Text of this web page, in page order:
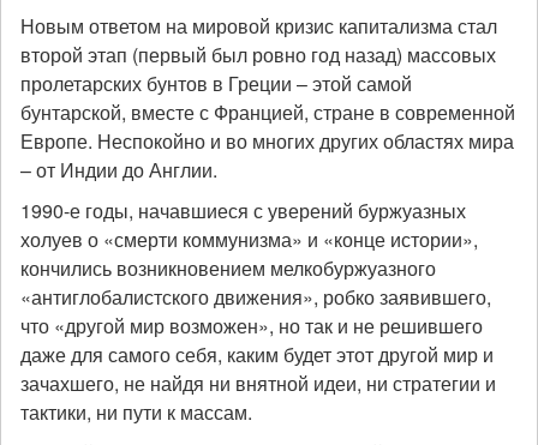
Новым ответом на мировой кризис капитализма стал
второй этап (первый был ровно год назад) массовых
пролетарских бунтов в Греции – этой самой
бунтарской, вместе с Францией, стране в современной
Европе. Неспокойно и во многих других областях мира
– от Индии до Англии.
1990-е годы, начавшиеся с уверений буржуазных
холуев о «смерти коммунизма» и «конце истории»,
кончились возникновением мелкобуржуазного
«антиглобалистского движения», робко заявившего,
что «другой мир возможен», но так и не решившего
даже для самого себя, каким будет этот другой мир и
зачахшего, не найдя ни внятной идеи, ни стратегии и
тактики, ни пути к массам.